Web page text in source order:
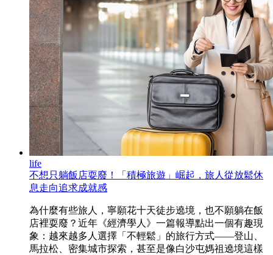
life
不想只躺飯店耍廢！「積極旅遊」崛起，旅人從放鬆休
息走向追求成就感
為什麼有些旅人，寧願花十天徒步遶境，也不願躺在飯
店裡耍廢？近年《經濟學人》一篇報導點出一個有趣現
象：越來越多人選擇「不輕鬆」的旅行方式——登山、
馬拉松、密集城市探索，甚至是像白沙屯媽祖遶境這樣